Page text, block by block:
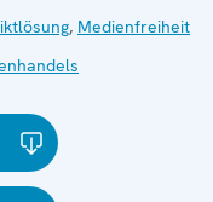
, Medienfreiheit